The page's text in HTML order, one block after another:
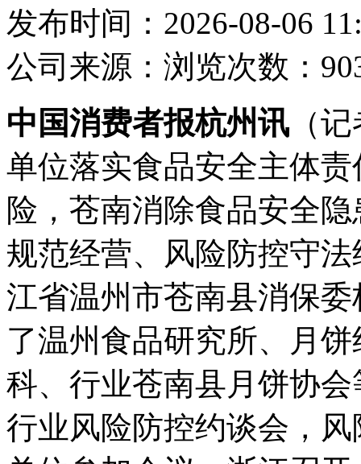
发布时间：2026-08-06
公司 来源： 浏览次数：
中国消费者报杭州讯 （
单位落实食品安全主体
险，苍南消除食品安全
规范经营、风险防控守
江省温州市苍南县消保
了温州食品研究所、月
科、行业苍南县月饼协
行业风险防控约谈会，